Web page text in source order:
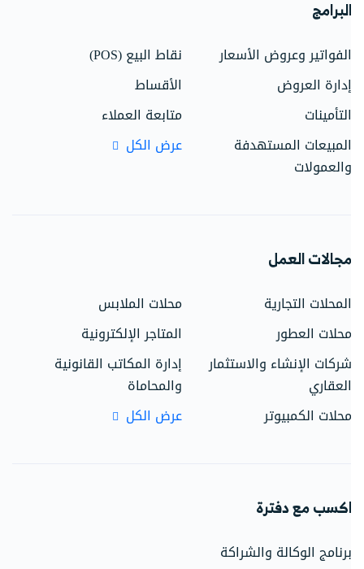
البرامج
الفواتير وعروض الأسعار
نقاط البيع (POS)
إدارة العروض
الأقساط
التأمينات
متابعة العملاء
المبيعات المستهدفة
والعمولات
عرض الكل
مجالات العمل
المحلات التجارية
محلات الملابس
محلات العطور
المتاجر الإلكترونية
شركات الإنشاء والاستثمار
العقاري
إدارة المكاتب القانونية
والمحاماة
محلات الكمبيوتر
عرض الكل
اكسب مع دفترة
برنامج الوكالة والشراكة